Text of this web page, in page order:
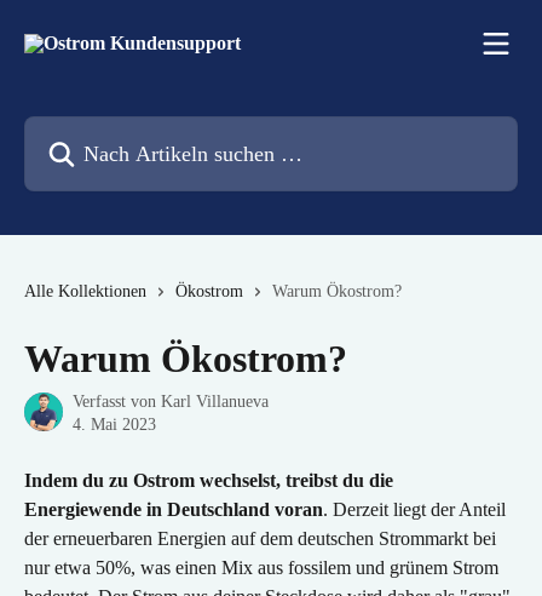
Alle Kollektionen Ökostrom Warum Ökostrom?
Warum Ökostrom?
Verfasst von Karl Villanueva
4. Mai 2023
Indem du zu Ostrom wechselst, treibst du die
Energiewende in Deutschland voran. Derzeit liegt der Anteil
der erneuerbaren Energien auf dem deutschen Strommarkt bei
nur etwa 50%, was einen Mix aus fossilem und grünem Strom